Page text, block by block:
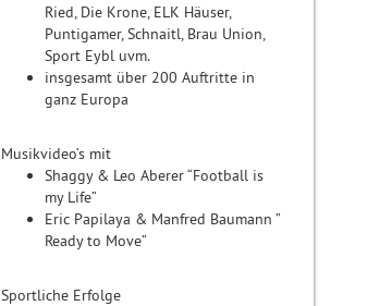
Ried, Die Krone, ELK Häuser,
Puntigamer, Schnaitl, Brau Union,
Sport Eybl uvm.
insgesamt über 200 Auftritte in
ganz Europa
Musikvideo’s mit
Shaggy & Leo Aberer “Football is
my Life”
Eric Papilaya & Manfred Baumann ”
Ready to Move”
Sportliche Erfolge